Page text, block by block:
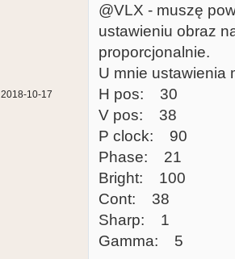
2018-10-17
@VLX - muszę
ustawieniu obraz
proporcjonalnie.
U mnie ustawienia
H pos: 30
V pos: 38
P clock: 90
Phase: 21
Bright: 100
Cont: 38
Sharp: 1
Gamma: 5